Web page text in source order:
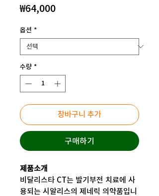
₩64,000가
옵션 *
수량 *
장바구니 추가
구매하기
제품소개
비달리스타 CT는 발기부전 치료에 사
용되는 시알리스의 제네릭 의약품입니